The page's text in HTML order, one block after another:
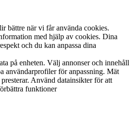
bättre när vi får använda cookies.
med hjälp av cookies. Dina
och du kan anpassa dina
på enheten. Välj annonser och innehåll
användarprofiler för anpassning. Mät
Använd datainsikter för att
funktioner